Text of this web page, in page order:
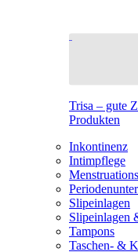
Trisa – gute
Produkten
Inkontinenz
Intimpflege
Slipeinlagen
Slipeinlagen
Tampons
Taschen- &